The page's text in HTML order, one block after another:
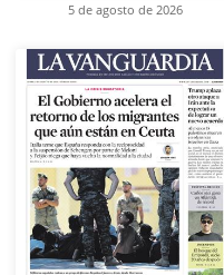
5 de agosto de 2026